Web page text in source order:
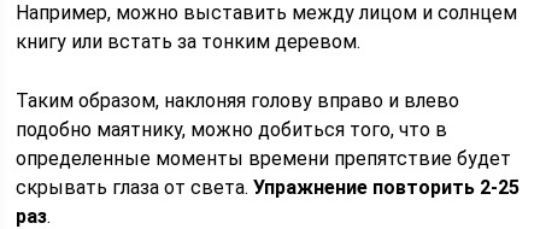
Например, можно выставить между лицом и солнцем
книгу или встать за тонким деревом.
Таким образом, наклоняя голову вправо и влево
подобно маятнику, можно добиться того, что в
определенные моменты времени препятствие будет
скрывать глаза от света.Упражнение повторить 2-25
раз.